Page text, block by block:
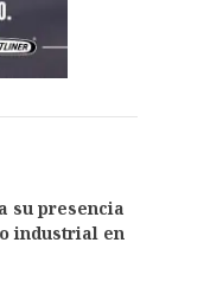
su presencia
industrial en